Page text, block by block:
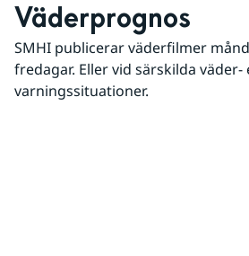
Väderprognos
SMHI publicerar väderfilmer
fredagar. Eller vid särskilda väder-
varningssituationer.